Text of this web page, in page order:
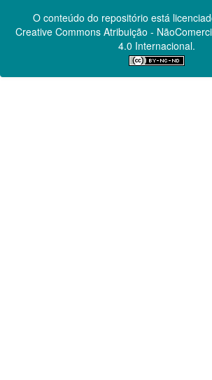
O conteúdo do repositório está
Creative CommonsAtribuição -
4.0 Internacional.